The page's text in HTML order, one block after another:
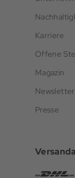
Karriere
Offene
Magazin
Newsletter
Presse